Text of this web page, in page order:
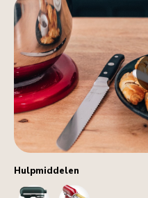
Hulpmiddelen
StandMixerPastaRoller